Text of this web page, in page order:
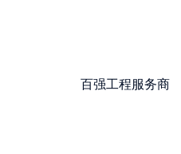
百强工程服务商